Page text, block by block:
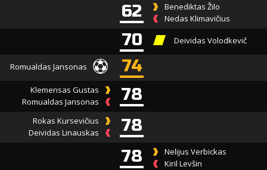
62
Benediktas Žilo
Nedas Klimavičius
70 Deividas Volodkevič
Romualdas Jansonas 74
Klemensas Gustas
Romualdas Jansonas
78
Rokas Kursevičius
Deividas Linauskas
78
78
Nelijus Verbickas
Kiril Levšin